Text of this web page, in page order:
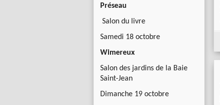
Préseau
Salon du livre
Samedi 18 octobre
Wimereux
Salon des jardins de la Baie
Saint-Jean
Dimanche 19 octobre